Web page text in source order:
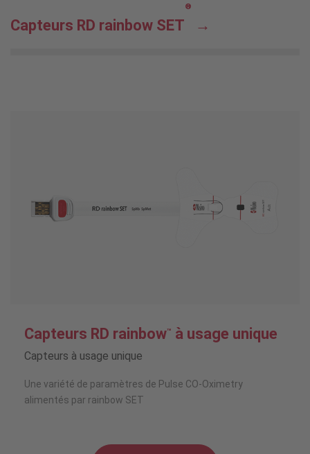
Capteurs RD rainbow SET
®
Capteurs RD rainbow™ à usage unique
Capteurs à usage unique
Une variété de paramètres de Pulse CO-Oximetry
alimentés par rainbow SET